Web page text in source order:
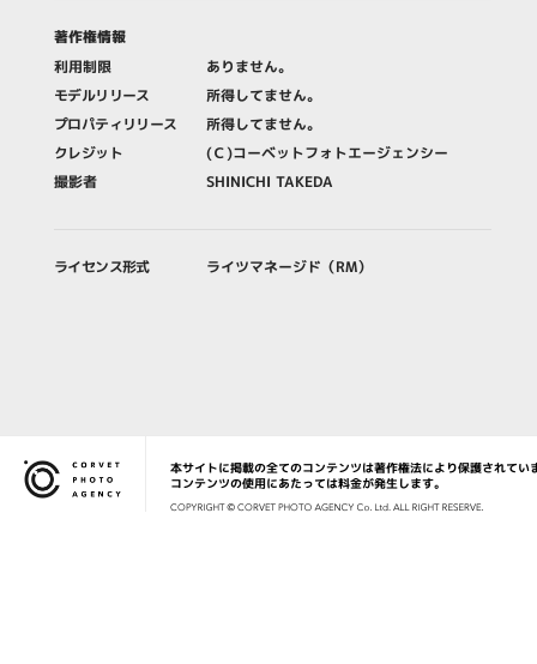
著作権情報
利用制限
ありません。
モデルリリース
所得してません。
プロパティリリース
所得してません。
クレジット
(Ｃ)コーベットフォトエージェンシー
撮影者
SHINICHI TAKEDA
ライセンス形式 ライツマネージド（RM）
Corvet Photo Agency
本サイトに掲載の全てのコンテンツは著作権法により保護されてい
コンテンツの使用にあたっては料金が発生します。